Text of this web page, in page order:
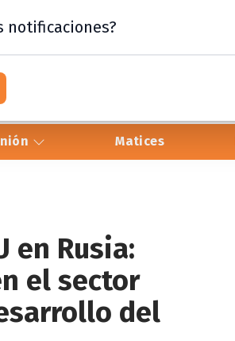
Matices
en Rusia:
el sector
del
notificaciones?